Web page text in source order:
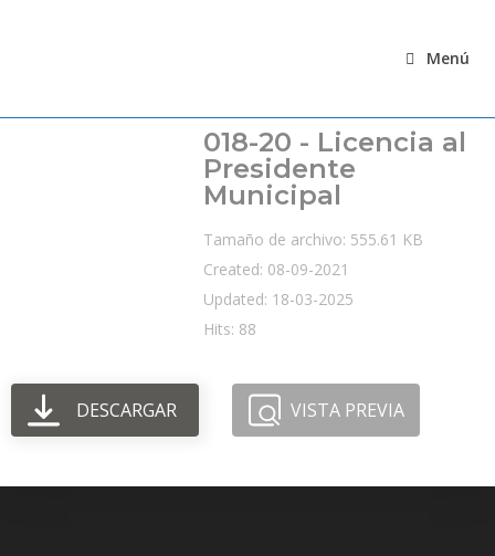
Menú
018-20 - Licencia al
Presidente
Municipal
Tamaño de archivo: 555.61 KB
Created: 08-09-2021
Updated: 18-03-2025
Hits: 88
DESCARGAR VISTA PREVIA